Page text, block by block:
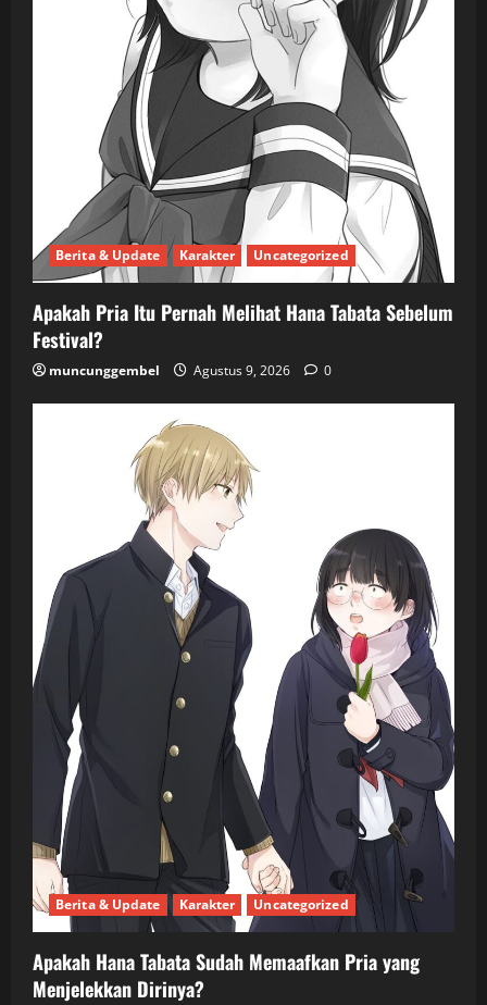
Berita & Update Karakter Uncategorized
Apakah Pria Itu Pernah Melihat Hana Tabata Sebelum
Festival?
muncunggembel Agustus 9, 2026 0
Berita & Update Karakter Uncategorized
Apakah Hana Tabata Sudah Memaafkan Pria yang
Menjelekkan Dirinya?